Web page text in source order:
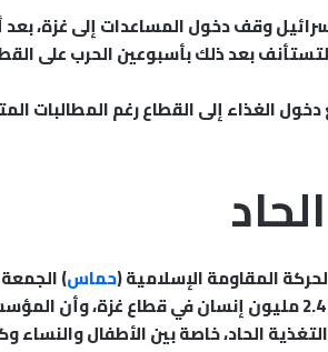
وقف دخول المساعدات إلى غزة، بعد
بعد ذلك بأسبوعين الحرب على
الغذاء إلى القطاع رغم المطالبات
المقاومة الإسلامية (حماس)
انعدام الأمن الغذائي يهدد أكثر من 2.4 مليون إنسان في قطاع
الحاد، خاصة بين الأطفال والنساء